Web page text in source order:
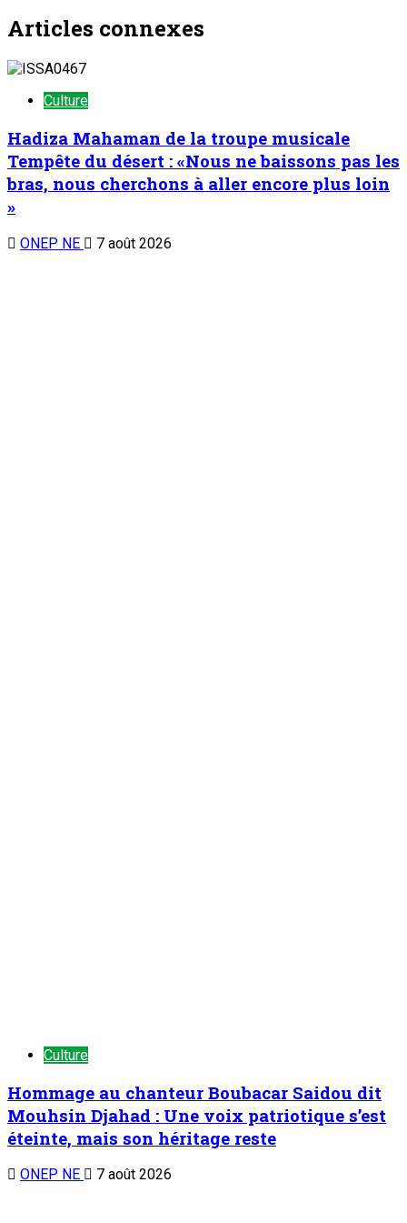
Articles connexes
Culture
Hadiza Mahaman de la troupe musicale
Tempête du désert : «Nous ne baissons pas les
bras, nous cherchons à aller encore plus loin
»
ONEP NE 7 août 2026
Culture
Hommage au chanteur Boubacar Saidou dit
Mouhsin Djahad : Une voix patriotique s’est
éteinte, mais son héritage reste
ONEP NE 7 août 2026